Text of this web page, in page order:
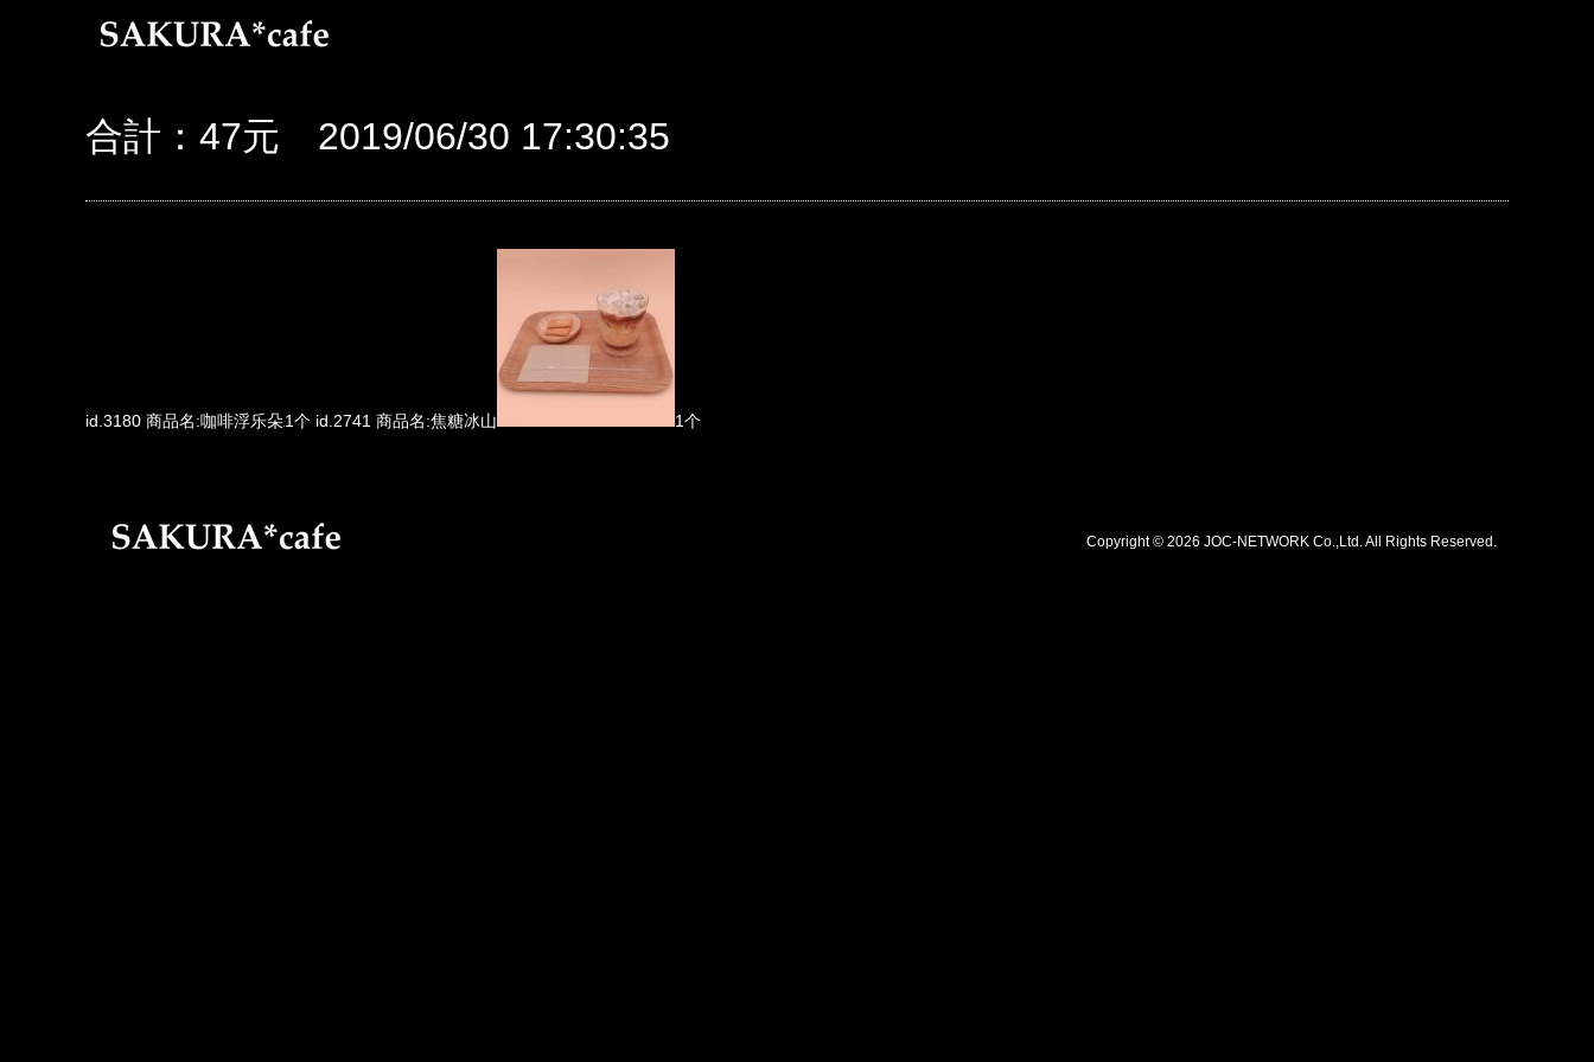
合計：47元 2019/06/30 17:30:35
id.3180 商品名:咖啡浮乐朵1个 id.2741 商品名:焦糖冰山 1个
Copyright © 2026 JOC-NETWORK Co.,Ltd. All Rights Reserved.